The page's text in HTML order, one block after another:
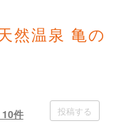
然温泉 亀の
件 投稿する